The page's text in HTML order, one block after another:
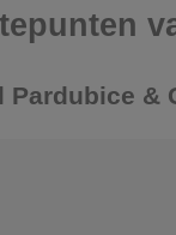
Pardubice &